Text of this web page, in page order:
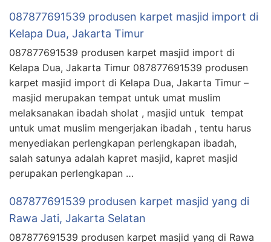
087877691539 produsen karpet masjid import di
Kelapa Dua, Jakarta Timur
087877691539 produsen karpet masjid import di
Kelapa Dua, Jakarta Timur 087877691539 produsen
karpet masjid import di Kelapa Dua, Jakarta Timur –
masjid merupakan tempat untuk umat muslim
melaksanakan ibadah sholat , masjid untuk tempat
untuk umat muslim mengerjakan ibadah , tentu harus
menyediakan perlengkapan perlengkapan ibadah,
salah satunya adalah kapret masjid, kapret masjid
perupakan perlengkapan …
087877691539 produsen karpet masjid yang di
Rawa Jati, Jakarta Selatan
087877691539 produsen karpet masjid yang di Rawa